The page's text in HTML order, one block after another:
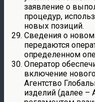
заявление о
процедур,
новых позиций.
Сведения о
передаются
определенном
Оператор
включение
Агентство
изделий (далее –